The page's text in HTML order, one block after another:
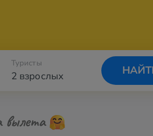
2 взрослых
Туристы
вылета